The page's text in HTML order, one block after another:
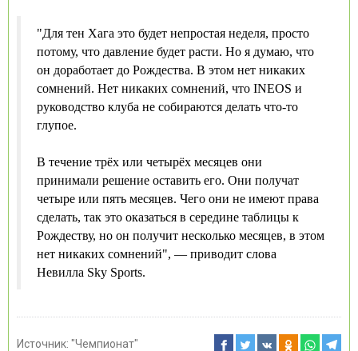
"Для тен Хага это будет непростая неделя, просто
потому, что давление будет расти. Но я думаю, что
он доработает до Рождества. В этом нет никаких
сомнений. Нет никаких сомнений, что INEOS и
руководство клуба не собираются делать что-то
глупое.
В течение трёх или четырёх месяцев они
принимали решение оставить его. Они получат
четыре или пять месяцев. Чего они не имеют права
сделать, так это оказаться в середине таблицы к
Рождеству, но он получит несколько месяцев, в этом
нет никаких сомнений", — приводит слова
Невилла Sky Sports.
Источник: "Чемпионат"